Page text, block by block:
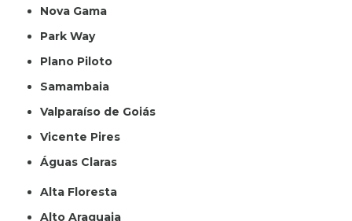
Nova Gama
Park Way
Plano Piloto
Samambaia
Valparaíso de Goiás
Vicente Pires
Águas Claras
Alta Floresta
Alto Araguaia